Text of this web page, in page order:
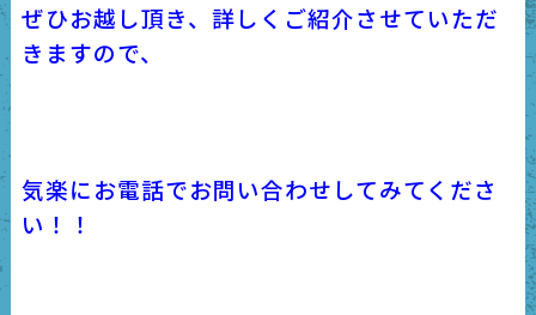
ぜひお越し頂き、詳しくご紹介させていただ
きますので、
気楽にお電話でお問い合わせしてみてくださ
い！！